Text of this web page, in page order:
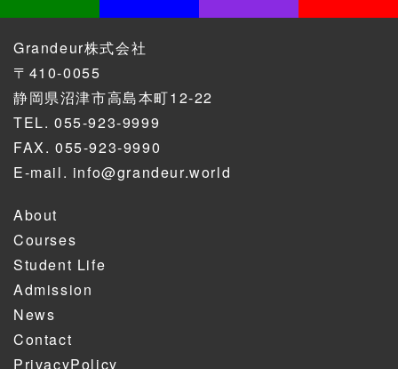
Grandeur株式会社
〒410-0055
静岡県沼津市高島本町12-22
TEL. 055-923-9999
FAX. 055-923-9990
E-mail. info@grandeur.world
About
Courses
Student Life
Admission
News
Contact
PrivacyPolicy